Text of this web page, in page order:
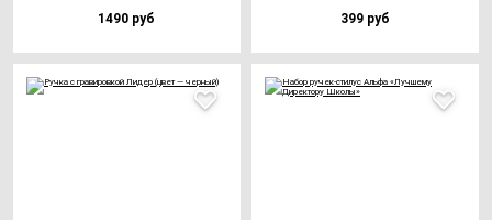
1490 руб 399 руб